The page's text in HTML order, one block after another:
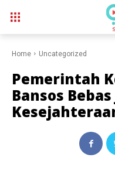
Home Uncategorized
Pemerintah
Bansos